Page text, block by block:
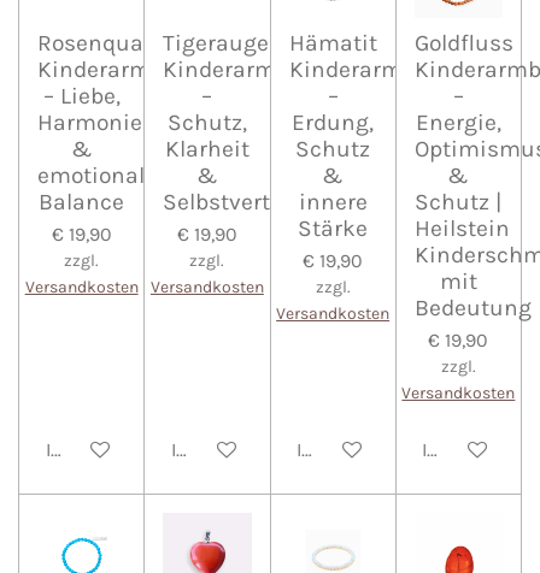
Rosenquarz
Kinderarmband
– Liebe,
Harmonie
&
emotionale
Balance
€ 19,90
zzgl.
Versandkosten
In den Warenkorb
Tigerauge
Kinderarmband
–
Schutz,
Klarheit
&
Selbstvertrauen
€ 19,90
zzgl.
Versandkosten
In den Warenkorb
Hämatit
Kinderarmband
–
Erdung,
Schutz
&
innere
Stärke
€ 19,90
zzgl.
Versandkosten
In den Warenkorb
Goldfluss
–
Energie,
&
Schutz |
Heilstein
mit
Bedeutung
€ 19,90
zzgl.
Versandkosten
In den